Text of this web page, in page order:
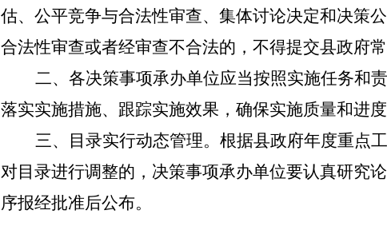
估、公平竞争与合法性审查、集体讨论决定和决策
合法性审查或者经审查不合法的，不得提交县政府常
二、各决策事项承办单位应当按照实施任务和
落实实施措施、跟踪实施效果，确保实施质量和进度
三、目录实行动态管理。根据县政府年度重点
对目录进行调整的，决策事项承办单位要认真研究
序报经批准后公布。